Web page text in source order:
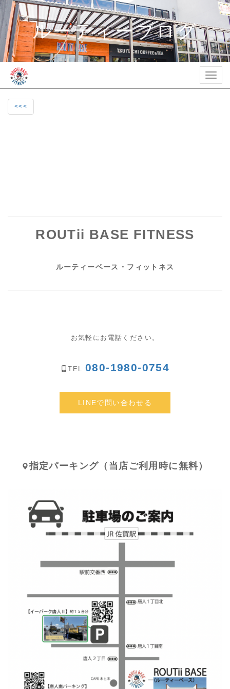
ルーティーブログ
<<<
ROUTii BASE FITNESS
ルーティーベース・フィットネス
お気軽にお電話ください。
TEL 080-1980-0754
LINEで問い合わせる
指定パーキング（当店ご利用時に無料）